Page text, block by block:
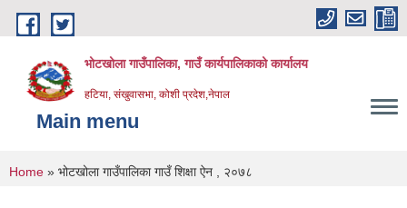
Skip to main content
भोटखोला गाउँपालिका, गाउँ कार्यपालिकाको कार्यालय
हटिया, संखुवासभा, कोशी प्रदेश,नेपाल
Main menu
You are here
Home » भोटखोला गाउँपालिका गाउँ शिक्षा ऐन , २०७८